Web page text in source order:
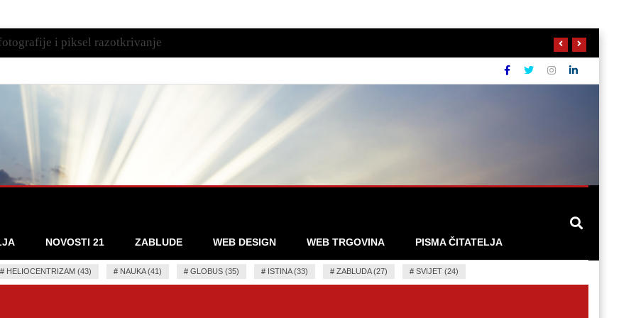
i piksel razotkrivanje
NOVOSTI 21 ZABLUDE WEB DESIGN WEB TRGOVINA PISMA ČITATELJA
# HELIOCENTRIZAM (43) # NAUKA (41) # GLOBUS (35) # ISTINA (33) # ZABLUDA (27) # SVIJET (24)